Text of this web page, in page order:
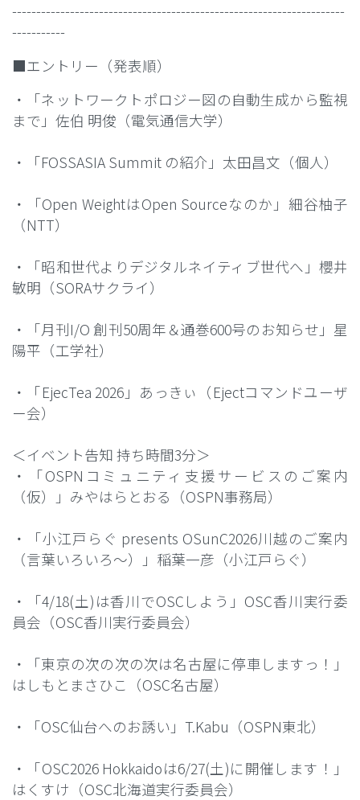
---------------------------------------------------------------------
-----------
■エントリー（発表順）
・「ネットワークトポロジー図の自動生成から監視
まで」佐伯 明俊（電気通信大学）
・「FOSSASIA Summit の紹介」太田昌文（個人）
・「Open WeightはOpen Sourceなのか」細谷柚子
（NTT）
・「昭和世代よりデジタルネイティブ世代へ」櫻井
敏明（SORAサクライ）
・「月刊I/O 創刊50周年＆通巻600号のお知らせ」星
陽平（工学社）
・「EjecTea 2026」あっきぃ（Ejectコマンドユーザ
ー会）
＜イベント告知 持ち時間3分＞
・「OSPNコミュニティ支援サービスのご案内
（仮）」みやはらとおる（OSPN事務局）
・「小江戸らぐ presents OSunC2026川越のご案内
（言葉いろいろ〜）」稲葉一彦（小江戸らぐ）
・「4/18(土)は香川でOSCしよう」OSC香川実行委
員会（OSC香川実行委員会）
・「東京の次の次の次は名古屋に停車しますっ！」
はしもとまさひこ（OSC名古屋）
・「OSC仙台へのお誘い」T.Kabu（OSPN東北）
・「OSC2026 Hokkaidoは6/27(土)に開催します！」
はくすけ（OSC北海道実行委員会）